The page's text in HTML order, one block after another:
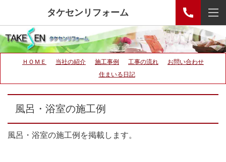
タケセンリフォーム
ＨＯＭＥ 当社の紹介 施工事例 工事の流れ
お問い合わせ
住まいる日記
風呂・浴室の施工例
風呂・浴室の施工例を掲載します。